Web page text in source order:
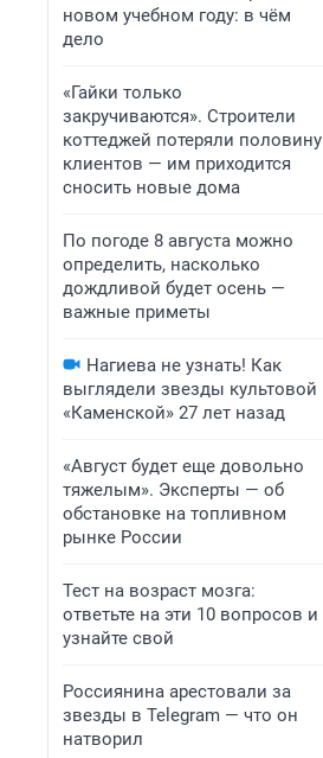
новом учебном году: в чём
дело
«Гайки только
закручиваются». Строители
коттеджей потеряли половину
клиентов — им приходится
сносить новые дома
По погоде 8 августа можно
определить, насколько
дождливой будет осень —
важные приметы
Нагиева не узнать! Как
выглядели звезды культовой
«Каменской» 27 лет назад
«Август будет еще довольно
тяжелым». Эксперты — об
обстановке на топливном
рынке России
Тест на возраст мозга:
ответьте на эти 10 вопросов и
узнайте свой
Россиянина арестовали за
звезды в Telegram — что он
натворил